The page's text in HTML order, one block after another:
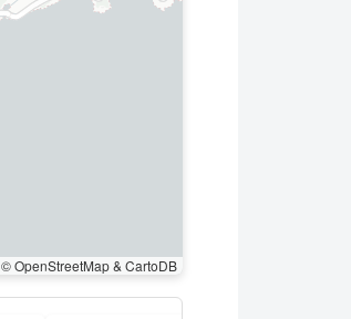
© OpenStreetMap & CartoDB